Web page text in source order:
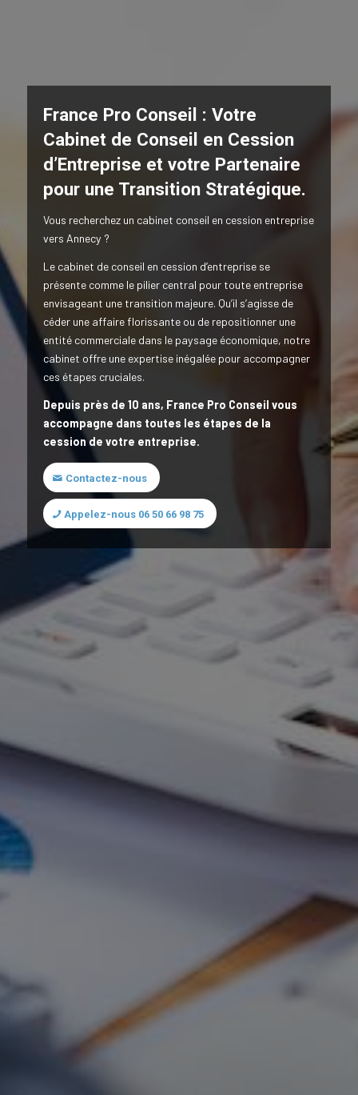
France Pro Conseil : Votre
Cabinet de Conseil en Cession
d’Entreprise et votre Partenaire
pour une Transition Stratégique.
Vous recherchez un cabinet conseil en cession entreprise
vers Annecy ?
Le cabinet de conseil en cession d’entreprise se
présente comme le pilier central pour toute entreprise
envisageant une transition majeure. Qu’il s’agisse de
céder une affaire florissante ou de repositionner une
entité commerciale dans le paysage économique, notre
cabinet offre une expertise inégalée pour accompagner
ces étapes cruciales.
Depuis près de 10 ans, France Pro Conseil vous
accompagne dans toutes les étapes de la
cession de votre entreprise.
Contactez-nous
Appelez-nous 06 50 66 98 75